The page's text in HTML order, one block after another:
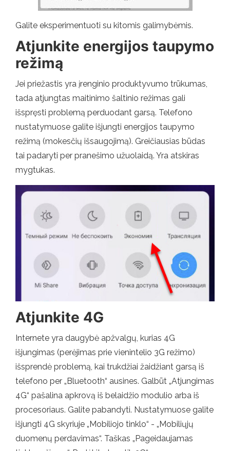
Galite eksperimentuoti su kitomis galimybėmis.
Atjunkite energijos taupymo
režimą
Jei priežastis yra įrenginio produktyvumo trūkumas,
tada atjungtas maitinimo šaltinio režimas gali
išspręsti problemą perduodant garsą. Telefono
nustatymuose galite išjungti energijos taupymo
režimą (mokesčių išsaugojimą). Greičiausias būdas
tai padaryti per pranešimo užuolaidą. Yra atskiras
mygtukas.
Atjunkite 4G
Internete yra daugybė apžvalgų, kurias 4G
išjungimas (perėjimas prie vienintelio 3G režimo)
išsprendė problemą, kai trukdžiai žaidžiant garsą iš
telefono per „Bluetooth“ ausines. Galbūt „Atjungimas
4G“ pašalina apkrovą iš belaidžio modulio arba iš
procesoriaus. Galite pabandyti. Nustatymuose galite
išjungti 4G skyriuje „Mobiliojo tinklo“ - „Mobiliųjų
duomenų perdavimas“. Taškas „Pageidaujamas